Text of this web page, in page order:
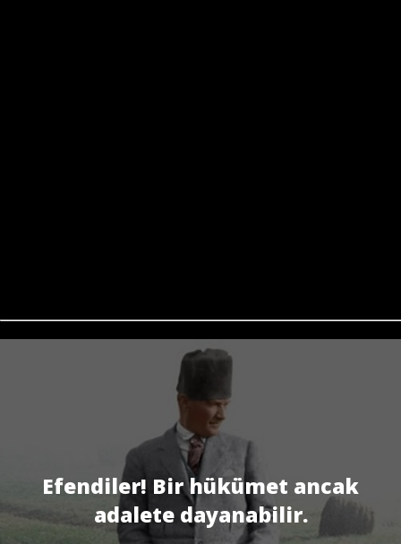
Efendiler! Bir hükümet ancak
adalete dayanabilir.